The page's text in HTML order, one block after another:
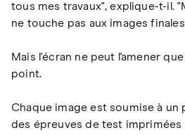
tous mes travaux", explique-t-il.
ne touche pas aux images
Mais l'écran ne peut l'amener
point.
Chaque image est soumise à un
des épreuves de test imprimées